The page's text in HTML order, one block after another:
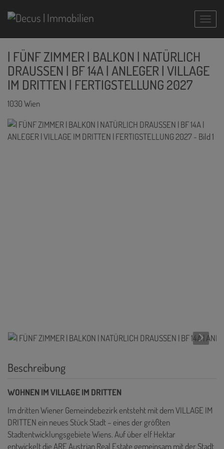
| FÜNF ZIMMER | BALKON | NATÜRLICH
DRAUSSEN | BF 14A | ANLEGER | VILLAGE
IM DRITTEN | FERTIGSTELLUNG 2027
1030 Wien
Beschreibung
WOHNEN IM VILLAGE IM DRITTEN
Im dritten Wiener Gemeindebezirk entsteht mit dem VILLAGE IM
DRITTEN ein neues Stück Stadt – eines der größten
Stadtentwicklungsgebiete Wiens. Auf über elf Hektar
entwickelt die ARE Austrian Real Estate gemeinsam mit der Stadt